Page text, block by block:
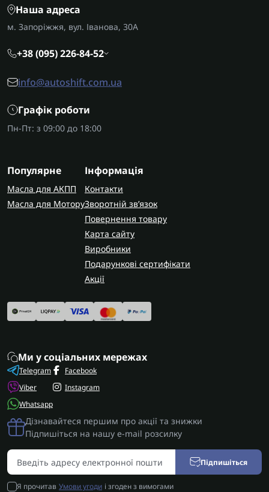
Наша адреса
м. Запоріжжя, вул. Іванова, 30А
+38 (095) 226-84-52
info@autoshift.com.ua
Графік роботи
Пн-Пт: з 09:00 до 18:00
Популярне
Масла для АКПП
Масла для Мотору
Інформація
Контакти
Зворотній зв’язок
Повернення товару
Карта сайту
Виробники
Подарункові сертифікати
Акції
Ми у соціальних мережах
Telegram
Viber
Whatsapp
Facebook
Instagram
Дізнавайтеся першим про акції та знижки
Підпишіться на нашу e-mail розсилку
Підпишіться
Я прочитав Умови угоди і згоден з вимогами